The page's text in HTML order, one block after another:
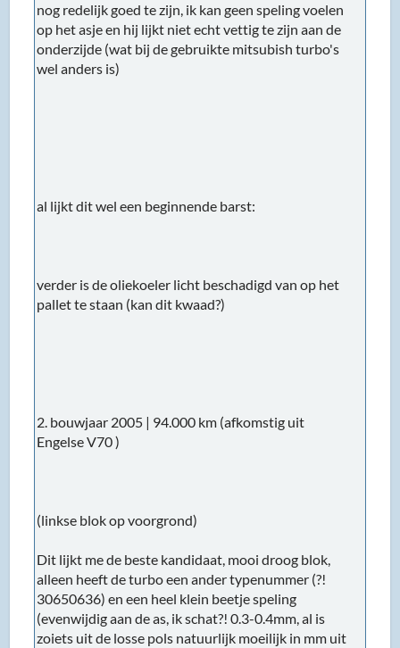
nog redelijk goed te zijn, ik kan geen speling voelen
op het asje en hij lijkt niet echt vettig te zijn aan de
onderzijde (wat bij de gebruikte mitsubish turbo's
wel anders is)
al lijkt dit wel een beginnende barst:
verder is de oliekoeler licht beschadigd van op het
pallet te staan (kan dit kwaad?)
2. bouwjaar 2005 | 94.000 km (afkomstig uit
Engelse V70 )
(linkse blok op voorgrond)
Dit lijkt me de beste kandidaat, mooi droog blok,
alleen heeft de turbo een ander typenummer (?!
30650636) en een heel klein beetje speling
(evenwijdig aan de as, ik schat?! 0.3-0.4mm, al is
zoiets uit de losse pols natuurlijk moeilijk in mm uit